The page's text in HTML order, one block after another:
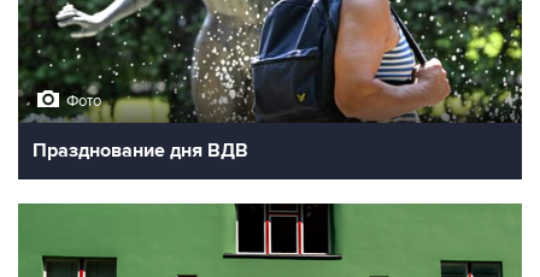
Фото
Празднование дня ВДВ